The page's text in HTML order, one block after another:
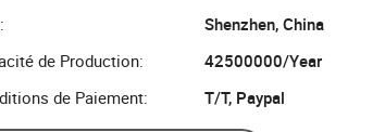
Shenzhen, China
de Production:
42500000/Year
de Paiement:
T/T, Paypal